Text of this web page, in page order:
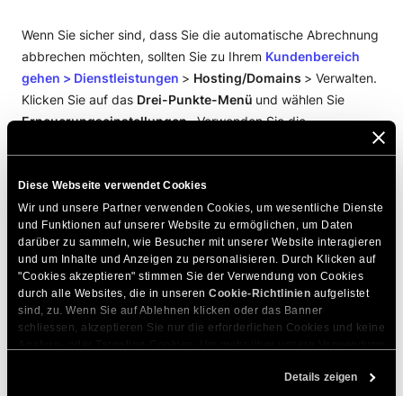
Diese Webseite verwendet Cookies
Wir und unsere Partner verwenden Cookies, um wesentliche Dienste
und Funktionen auf unserer Website zu ermöglichen, um Daten
darüber zu sammeln, wie Besucher mit unserer Website interagieren
und um Inhalte und Anzeigen zu personalisieren. Durch Klicken auf
"Cookies akzeptieren" stimmen Sie der Verwendung von Cookies
durch alle Websites, die in unseren Cookie-Richtlinien aufgelistet
sind, zu. Wenn Sie auf Ablehnen klicken oder das Banner
schliessen, akzeptieren Sie nur die erforderlichen Cookies und keine
. Sie können Ihre Cookie-Einstellungen jederzeit im
Details zeigen
Wenn Sie sicher sind, dass Sie die automatische Abrechnung
abbrechen möchten, sollten Sie zu Ihrem Kundenbereich
gehen > Dienstleistungen > Hosting/Domains > Verwalten.
Klicken Sie auf das Drei-Punkte-Menü und wählen Sie
Erneuerungseinstellungen. Verwenden Sie die
DIESEN ARTIKEL TEILEN